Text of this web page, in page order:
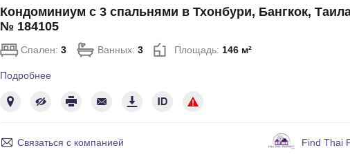
Кондоминиум с 3 спальнями в Тхонбури, Бангкок,
№ 184105
Спален: 3 Ванных: 3 Площадь: 146 м²
Подробнее
Связаться с компанией Find Thai